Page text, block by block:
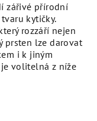
zářivé přírodní
kytičky.
rozzáří nejen
prsten lze darovat
i k jiným
volitelná z níže